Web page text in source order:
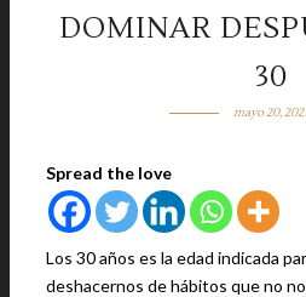
DOMINAR
30
mayo 20,
Spread the love
Los 30 años es la edad indicada
deshacernos de hábitos que no